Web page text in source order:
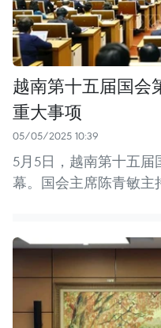
越南第十五届国会
重大事项
05/05/2025 10:39
5月5日，越南第十五
幕。国会主席陈青敏主